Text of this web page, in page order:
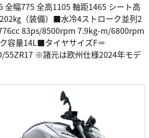
幅775 全高1105 軸距1465 シート高
㎏（装備）■水冷4ストローク並列2
83ps/8500rpm 7.9kg-m/6800rpm
容量14L■タイヤサイズF＝
55ZR17 ※諸元は欧州仕様2024年モデ